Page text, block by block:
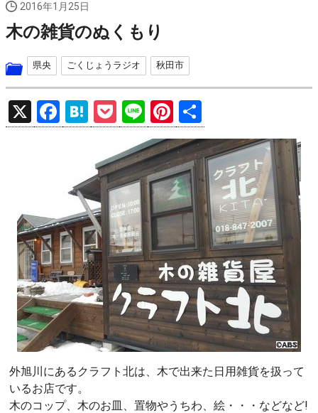
2016年1月25日
木の雑貨のぬくもり
県央 ごくじょうラジオ 秋田市
X
F
a
o
o
k
H
at
e
n
a
P
o
ck
et
Li
n
e
Pi
nt
er
es
t
有
外旭川にあるクラフト北は、木で出来た日用雑貨を扱って
いるお店です。
木のコップ、木のお皿、置物やうちわ、絵・・・などなど!